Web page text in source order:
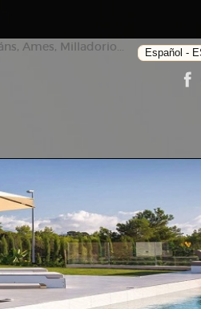
Ames, Milladorio...